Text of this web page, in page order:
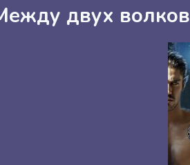
двух волков